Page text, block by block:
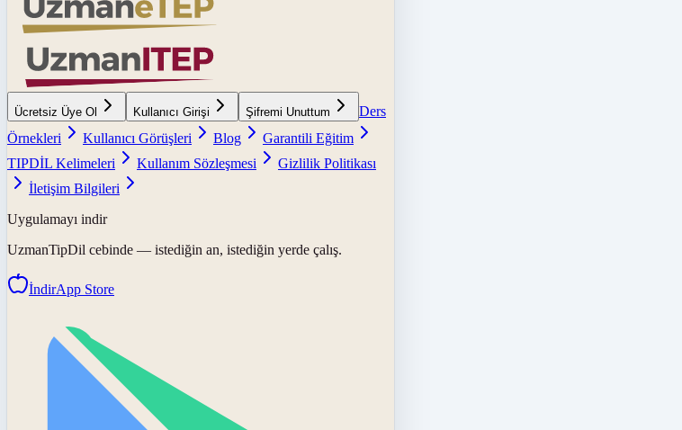
Ücretsiz Üye Ol Kullanıcı Girişi Şifremi Unuttum
Ders
Örnekleri
Kullanıcı Görüşleri Blog
Garantili Eğitim
TIPDİL Kelimeleri
Kullanım Sözleşmesi
Gizlilik Politikası
İletişim Bilgileri
Uygulamayı indir
UzmanTipDil cebinde — istediğin an, istediğin yerde çalış.
İndirApp Store